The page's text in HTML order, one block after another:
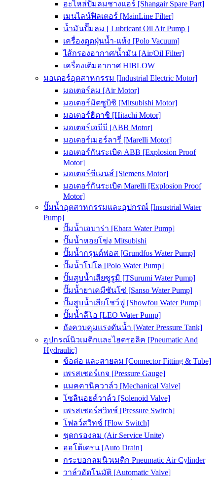
อะไหล่ปั๊มลมชางแอร์ [Shangair Spare Part]
เมนไลน์ฟิลเตอร์ [MainLine Filter]
น้ำมันปั๊มลม [ Lubricant Oil Air Pump ]
เครื่องดูดฝุ่นน้ำ-แห้ง [Polo Vacuum]
ไส้กรองอากาศ/น้ำมัน [Air/Oil Filter]
เครื่องเติมอากาศ HIBLOW
มอเตอร์อุตสาหกรรม [Industrial Electric Motor]
มอเตอร์ลม [Air Motor]
มอเตอร์มิตซูบิชิ [Mitsubishi Motor]
มอเตอร์ฮิตาชิ [Hitachi Motor]
มอเตอร์เอบีบี [ABB Motor]
มอเตอร์เมอร์ลารี่ [Marelli Motor]
มอเตอร์กันระเบิด ABB [Explosion Proof
Motor]
มอเตอร์ซีเมนส์ [Siemens Motor]
มอเตอร์กันระเบิด Marelli [Explosion Proof
Motor]
ปั๊มน้ำอุตสาหกรรมและอุปกรณ์ [Insustrial Water
Pump]
ปั๊มน้ำเอบาร่า [Ebara Water Pump]
ปั๊มน้ำหอยโข่ง Mitsubishi
ปั๊มน้ำกรุนด์ฟอส [Grundfos Water Pump]
ปั๊มน้ำโปโล [Polo Water Pump]
ปั๊มสูบน้ำเสียซูรูมิ [TSurumi Water Pump]
ปั๊มน้ำยาเคมีซันโซ่ [Sanso Water Pump]
ปั๊มสูบน้ำเสียโชว์ฟู [Showfou Water Pump]
ปั๊มน้ำลีโอ [LEO Water Pump]
ถังควบคุมแรงดันน้ำ [Water Pressure Tank]
อุปกรณ์นิวเมติกและไฮดรอลิค [Pneumatic And
Hydraulic]
ข้อต่อ และสายลม [Connector Fitting & Tube]
เพรสเชอร์เกจ [Pressure Gauge]
แมคคานิควาล์ว [Mechanical Valve]
โซลินอยด์วาล์ว [Solenoid Valve]
เพรสเชอร์สวิทช์ [Pressure Switch]
โฟลว์สวิทช์ [Flow Switch]
ชุดกรองลม (Air Service Unite)
ออโต้เดรน [Auto Drain]
กระบอกลมนิวเมติก Pneumatic Air Cylinder
วาล์วอัตโนมัติ [Automatic Valve]